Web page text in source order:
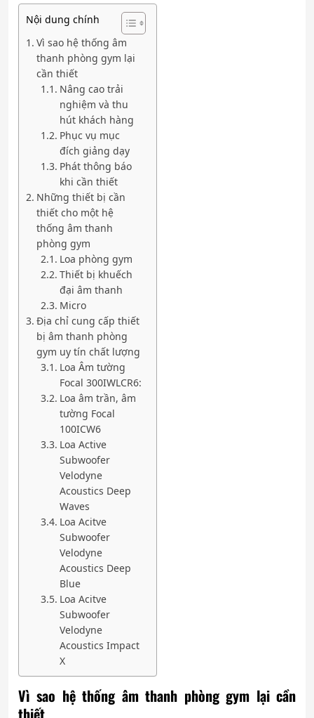
Nội dung chính
Vì sao hệ thống âm
thanh phòng gym lại
cần thiết
Nâng cao trải
nghiệm và thu
hút khách hàng
Phục vụ mục
đích giảng dạy
Phát thông báo
khi cần thiết
Những thiết bị cần
thiết cho một hệ
thống âm thanh
phòng gym
Loa phòng gym
Thiết bị khuếch
đại âm thanh
Micro
Địa chỉ cung cấp thiết
bị âm thanh phòng
gym uy tín chất lượng
Loa Âm tường
Focal 300IWLCR6:
Loa âm trần, âm
tường Focal
100ICW6
Loa Active
Subwoofer
Velodyne
Acoustics Deep
Waves
Loa Acitve
Subwoofer
Velodyne
Acoustics Deep
Blue
Loa Acitve
Subwoofer
Velodyne
Acoustics Impact
X
Vì sao hệ thống âm thanh phòng gym lại cần